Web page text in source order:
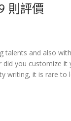
則評價
talents and also
did you customize it
writing, it is rare to